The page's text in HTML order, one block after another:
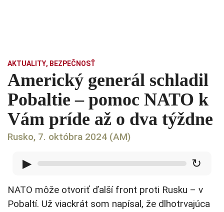
AKTUALITY, BEZPEČNOSŤ
Americký generál schladil
Pobaltie – pomoc NATO k
Vám príde až o dva týždne
Rusko, 7. októbra 2024 (AM)
▶ ↻
NATO môže otvoriť ďalší front proti Rusku – v
Pobaltí. Už viackrát som napísal, že dlhotrvajúca